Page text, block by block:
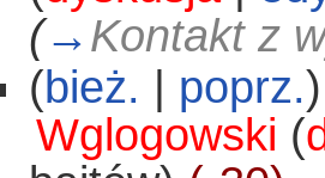
(→Kontakt z
(bież. poprz.)
Wglogowski (